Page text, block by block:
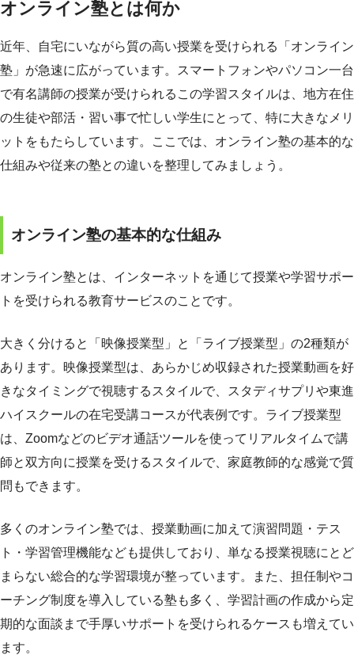
オンライン塾とは何か
近年、自宅にいながら質の高い授業を受けられる「オンライン
塾」が急速に広がっています。スマートフォンやパソコン一台
で有名講師の授業が受けられるこの学習スタイルは、地方在住
の生徒や部活・習い事で忙しい学生にとって、特に大きなメリ
ットをもたらしています。ここでは、オンライン塾の基本的な
仕組みや従来の塾との違いを整理してみましょう。
オンライン塾の基本的な仕組み
オンライン塾とは、インターネットを通じて授業や学習サポー
トを受けられる教育サービスのことです。
大きく分けると「映像授業型」と「ライブ授業型」の2種類が
あります。映像授業型は、あらかじめ収録された授業動画を好
きなタイミングで視聴するスタイルで、スタディサプリや東進
ハイスクールの在宅受講コースが代表例です。ライブ授業型
は、Zoomなどのビデオ通話ツールを使ってリアルタイムで講
師と双方向に授業を受けるスタイルで、家庭教師的な感覚で質
問もできます。
多くのオンライン塾では、授業動画に加えて演習問題・テス
ト・学習管理機能なども提供しており、単なる授業視聴にとど
まらない総合的な学習環境が整っています。また、担任制やコ
ーチング制度を導入している塾も多く、学習計画の作成から定
期的な面談まで手厚いサポートを受けられるケースも増えてい
ます。